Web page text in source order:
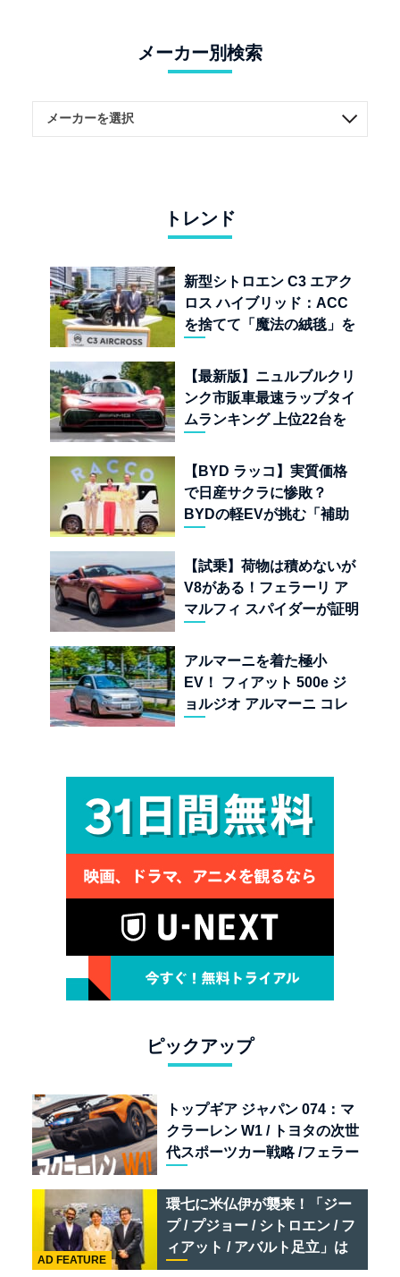
メーカー別検索
トレンド
新型シトロエン C3 エアク
ロス ハイブリッド：ACC
を捨てて「魔法の絨毯」を
児
【最新版】ニュルブルクリ
ンク市販車最速ラップタイ
ムランキング 上位22台を
【BYD ラッコ】実質価格
で日産サクラに惨敗？
BYDの軽EVが挑む「補助
界
【試乗】荷物は積めないが
V8がある！フェラーリ ア
マルフィ スパイダーが証明
ーの至福
アルマーニを着た極小
EV！ フィアット 500e ジ
ョルジオ アルマーニ コレ
ピックアップ
トップギア ジャパン 074：マ
クラーレン W1 / トヨタの次世
代スポーツカー戦略 /フェラー
リオ /ベントレー スーパース
ポーツ
環七に米仏伊が襲来！「ジー
プ / プジョー / シトロエン / フ
ィアット / アバルト足立」は
クルマのセレクトショップで
AD FEATURE